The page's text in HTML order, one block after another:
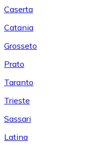
Caserta
Catania
Grosseto
Prato
Taranto
Trieste
Sassari
Latina